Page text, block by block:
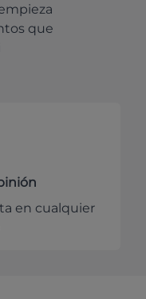
que
en cualquier